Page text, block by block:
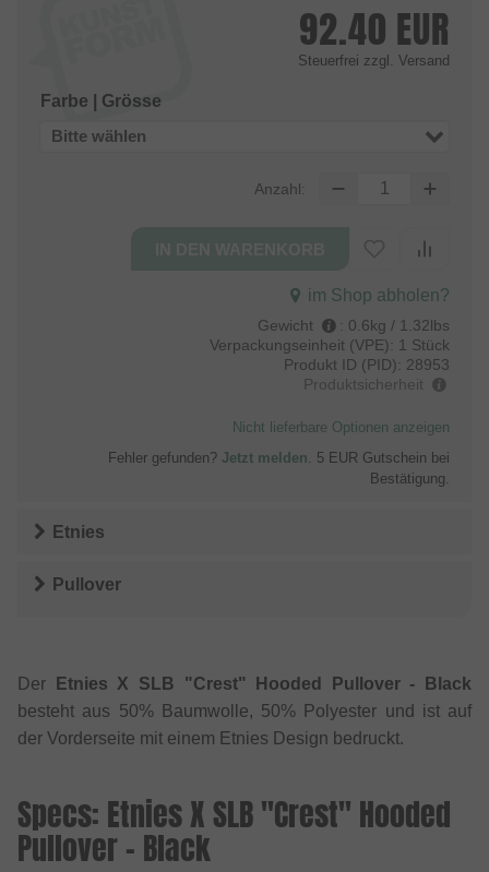
92.40 EUR
Steuerfrei zzgl. Versand
Farbe | Grösse
Bitte wählen
Anzahl:
im Shop abholen?
Gewicht : 0.6kg / 1.32lbs
Verpackungseinheit (VPE): 1 Stück
Produkt ID (PID): 28953
Produktsicherheit
Nicht lieferbare Optionen anzeigen
Fehler gefunden? Jetzt melden. 5 EUR Gutschein bei
Bestätigung.
Etnies
Pullover
Der
Etnies X SLB "Crest" Hooded Pullover - Black
besteht aus 50% Baumwolle, 50% Polyester und ist auf
der Vorderseite mit einem Etnies Design bedruckt.
Specs: Etnies X SLB "Crest" Hooded
Pullover - Black